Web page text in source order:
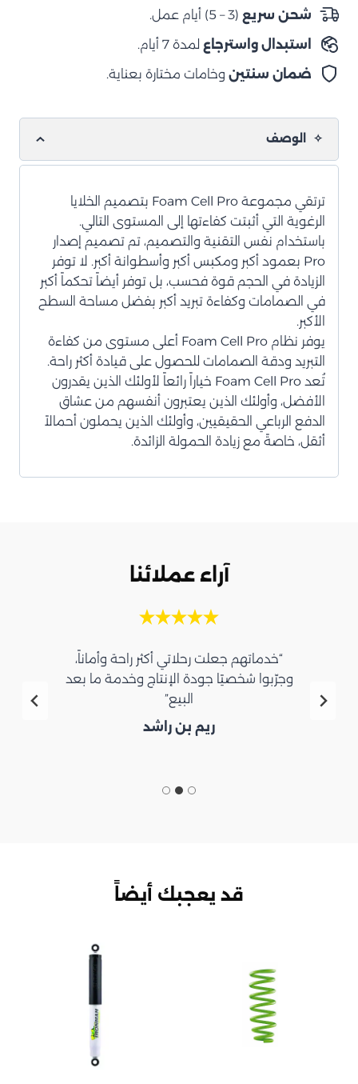
صدمات
رغوي
خلفي
شحن سريع (3 – 5) أيام عمل.
استبدال واسترجاع لمدة 7 أيام.
ضمان سنتين وخامات مختارة بعناية.
الوصف
ترتقي مجموعة Foam Cell Pro بتصميم الخلايا
الرغوية التي أثبتت كفاءتها إلى المستوى التالي.
باستخدام نفس التقنية والتصميم، تم تصميم إصدار
Pro بعمود أكبر ومكبس أكبر وأسطوانة أكبر. لا توفر
الزيادة في الحجم قوة فحسب، بل توفر أيضاً تحكماً أكبر
في الصمامات وكفاءة تبريد أكبر بفضل مساحة السطح
الأكبر.
يوفر نظام Foam Cell Pro أعلى مستوى من كفاءة
التبريد ودقة الصمامات للحصول على قيادة أكثر راحة.
تُعد Foam Cell Pro خياراً رائعاً لأولئك الذين يقدرون
الأفضل، وأولئك الذين يعتبرون أنفسهم من عشاق
الدفع الرباعي الحقيقيين، وأولئك الذين يحملون أحمالاً
أثقل، خاصةً مع زيادة الحمولة الزائدة.
آراء عملائنا
“خدماتهم جعلت رحلاتي أكثر راحة وأماناً،
وجرّبوا شخصيًا جودة الإنتاج وخدمة ما بعد
البيع”
ريم بن راشد
قد يعجبك أيضاً